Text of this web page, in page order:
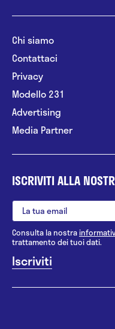
Chi siamo
Contattaci
Privacy
Modello 231
Advertising
Media Partner
ISCRIVITI ALLA
Consulta la nostra
trattamento dei tuoi dati.